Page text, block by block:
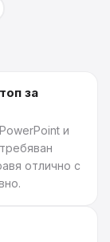
за
и
отлично с